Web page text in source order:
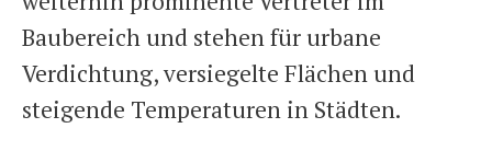
Baubereich und stehen für urbane
Verdichtung, versiegelte Flächen und
steigende Temperaturen in Städten.